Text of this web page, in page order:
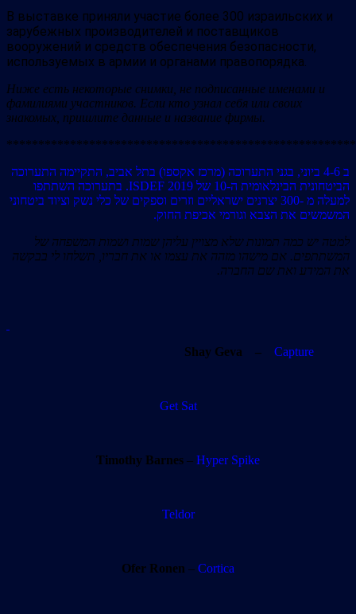
В выставке приняли участие более 300 израильских и
зарубежных производителей и поставщиков
вооружений и средств обеспечения безопасности,
используемых в армии и органами правопорядка.
Ниже есть некоторые снимки, не подписанные именами и
фамилиями участников. Если кто узнал себя или своих
знакомых, пришлите данные и название фирмы.
ב 4-6 ביוני, בגני התערוכה (מרכז אקספו) בתל אביב, התקיימה התערוכה
הביטחונית הבינלאומית ה-10 של ISDEF 2019. בתערוכה השתתפו
למעלה מ -300 יצרנים ישראליים וזרים וספקים של כלי נשק וציוד ביטחוני
המשמשים את הצבא וגורמי אכיפת החוק.
למטה יש כמה תמונות שלא מצויין עליהן שמות ושמות המשפחה של
המשתתפים. אם מישהו מזהה את עצמו או את חבריו, תשלחו לי בבקשה
את המידע ואת שם החברה.
Shay Geva – Capture
Get Sat
Timothy Barnes – Hyper Spike
Teldor
Ofer Ronen – Cortica